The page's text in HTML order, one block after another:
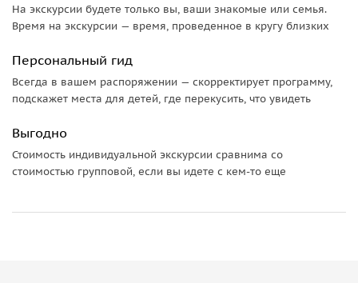
На экскурсии будете только вы, ваши знакомые или семья.
Время на экскурсии — время, проведенное в кругу близких
Персональный гид
Всегда в вашем распоряжении — скорректирует программу,
подскажет места для детей, где перекусить, что увидеть
Выгодно
Стоимость индивидуальной экскурсии сравнима со
стоимостью групповой, если вы идете с кем-то еще